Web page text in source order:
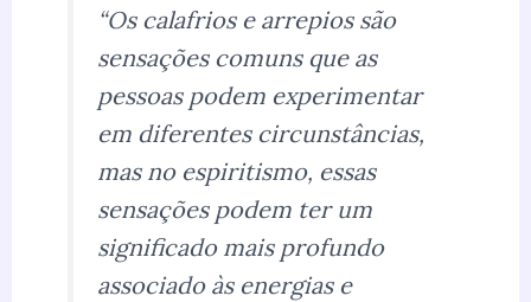
“Os calafrios e arrepios são
sensações comuns que as
pessoas podem experimentar
em diferentes circunstâncias,
mas no espiritismo, essas
sensações podem ter um
significado mais profundo
associado às energias e